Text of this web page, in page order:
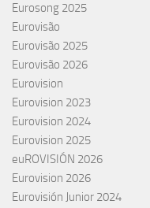
Eurosong 2025
Eurovisão
Eurovisão 2025
Eurovisão 2026
Eurovision
Eurovision 2023
Eurovision 2024
Eurovision 2025
euROVISIÓN 2026
Eurovision 2026
Eurovisión Junior 2024